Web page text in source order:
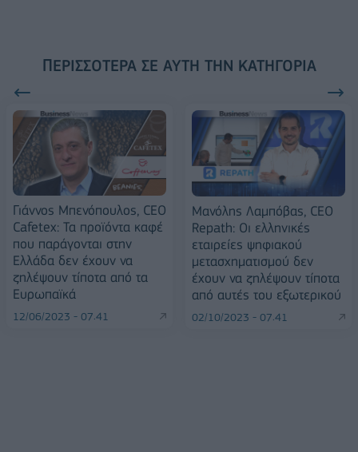
ΠΕΡΙΣΣΌΤΕΡΑ ΣΕ ΑΥΤΉ ΤΗΝ ΚΑΤΗΓΟΡΊΑ
Γιάννος Μπενόπουλος, CEO
Cafetex: Τα προϊόντα καφέ
που παράγονται στην
Ελλάδα δεν έχουν να
ζηλέψουν τίποτα από τα
Ευρωπαϊκά
12/06/2023 - 07:41
Mανόλης Λαμπόβας, CEO
Repath: Οι ελληνικές
εταιρείες ψηφιακού
μετασχηματισμού δεν
έχουν να ζηλέψουν τίποτα
από αυτές του εξωτερικού
02/10/2023 - 07:41